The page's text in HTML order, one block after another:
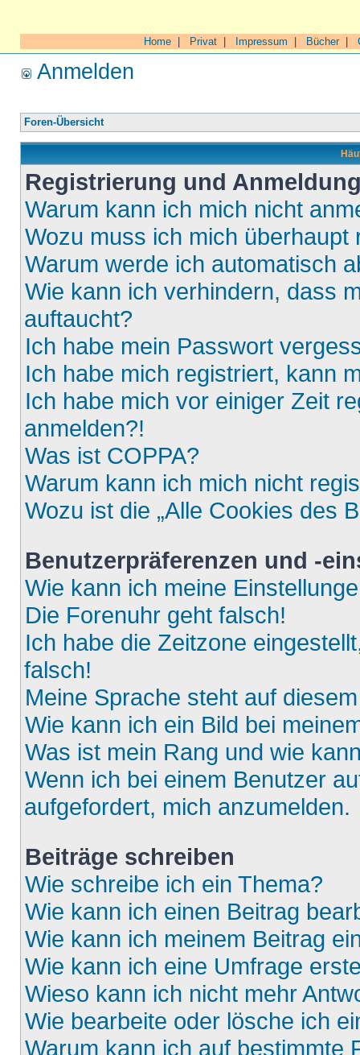
Home Privat Impressum Bücher|
Anmelden
Foren-Übersicht
Registrierung und
Warum kann ich mich nicht
Wozu muss ich mich überhaupt
Warum werde ich automatisch
Wie kann ich verhindern, dass
auftaucht?
Ich habe mein Passwort
Ich habe mich registriert, kann
Ich habe mich vor einiger Zeit
anmelden?!
Was ist COPPA?
Warum kann ich mich nicht
Wozu ist die „Alle Cookies des
Benutzerpräferenzen und -
Wie kann ich meine
Die Forenuhr geht falsch!
Ich habe die Zeitzone
falsch!
Meine Sprache steht auf
Wie kann ich ein Bild bei
Was ist mein Rang und wie
Wenn ich bei einem Benutzer
aufgefordert, mich anzumelden.
Beiträge schreiben
Wie schreibe ich ein Thema?
Wie kann ich einen Beitrag
Wie kann ich meinem Beitrag
Wie kann ich eine Umfrage
Wieso kann ich nicht mehr
Wie bearbeite oder lösche ich
Warum kann ich auf bestimmte